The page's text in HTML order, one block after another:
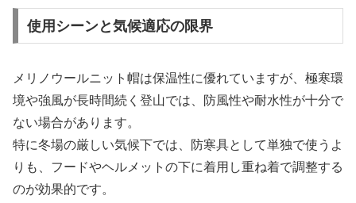
使用シーンと気候適応の限界
メリノウールニット帽は保温性に優れていますが、極寒環
境や強風が長時間続く登山では、防風性や耐水性が十分で
ない場合があります。
特に冬場の厳しい気候下では、防寒具として単独で使うよ
りも、フードやヘルメットの下に着用し重ね着で調整する
のが効果的です。